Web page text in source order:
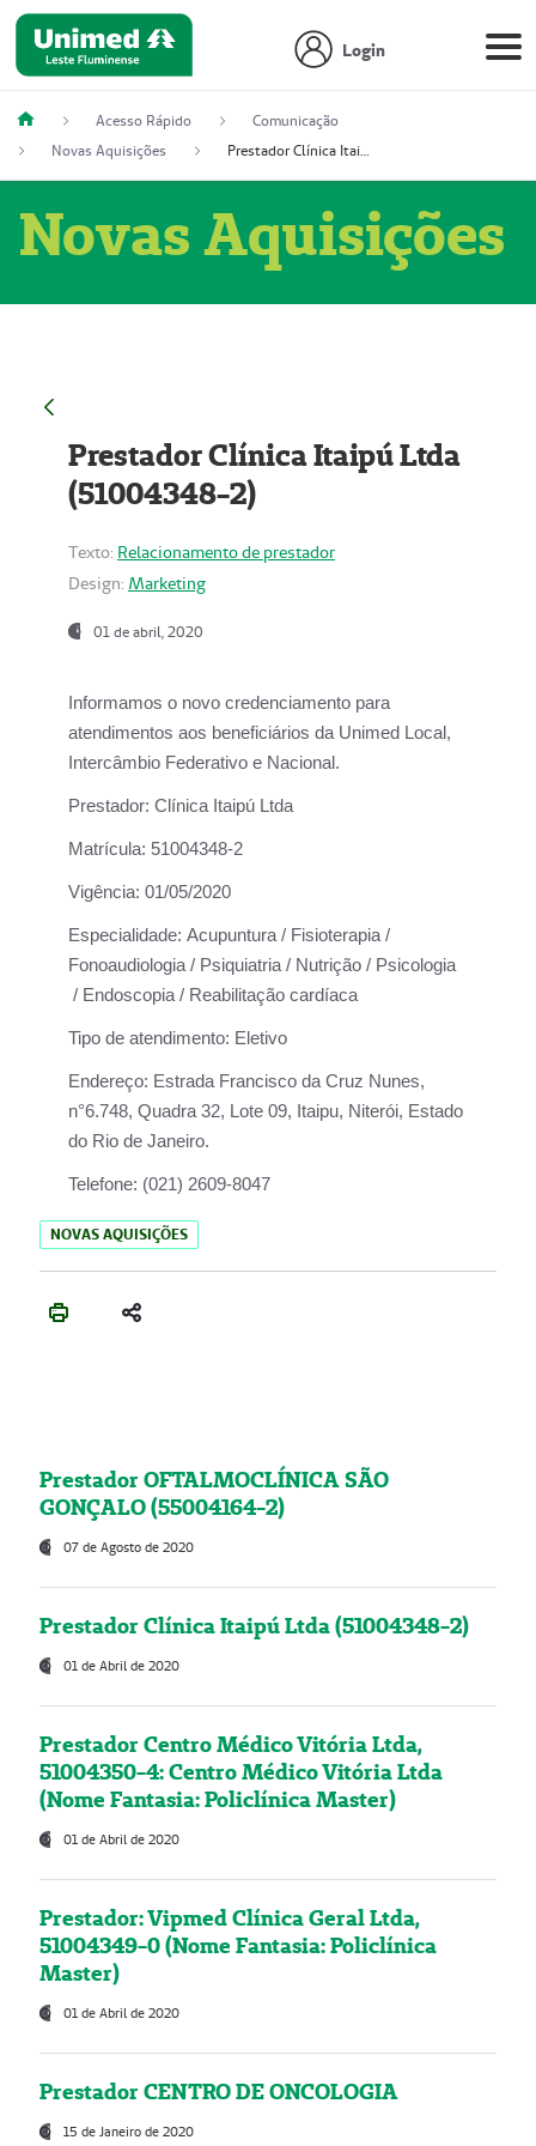
Login
Acesso Rápido
Comunicação
Novas Aquisições
Prestador Clínica Itaipú Ltda (51004348-2)
Novas Aquisições
Prestador Clínica Itaipú Ltda
(51004348-2)
Texto: Relacionamento de prestador
Design: Marketing
01 de abril, 2020
Informamos o novo credenciamento para
atendimentos aos beneficiários da Unimed Local,
Intercâmbio Federativo e Nacional.
Prestador: Clínica Itaipú Ltda
Matrícula: 51004348-2
Vigência: 01/05/2020
Especialidade: Acupuntura / Fisioterapia /
Fonoaudiologia / Psiquiatria / Nutrição / Psicologia
/ Endoscopia / Reabilitação cardíaca
Tipo de atendimento: Eletivo
Endereço: Estrada Francisco da Cruz Nunes,
n°6.748, Quadra 32, Lote 09, Itaipu, Niterói, Estado
do Rio de Janeiro.
Telefone: (021) 2609-8047
NOVAS AQUISIÇÕES
Prestador OFTALMOCLÍNICA SÃO
GONÇALO (55004164-2)
07 de Agosto de 2020
Prestador Clínica Itaipú Ltda (51004348-2)
01 de Abril de 2020
Prestador Centro Médico Vitória Ltda,
51004350-4: Centro Médico Vitória Ltda
(Nome Fantasia: Policlínica Master)
01 de Abril de 2020
Prestador: Vipmed Clínica Geral Ltda,
51004349-0 (Nome Fantasia: Policlínica
Master)
01 de Abril de 2020
Prestador CENTRO DE ONCOLOGIA
15 de Janeiro de 2020